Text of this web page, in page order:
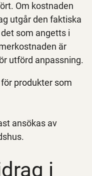
Om kostnaden
utgår den faktiska
som angetts i
är
utförd anpassning.
produkter som
ansökas av
i